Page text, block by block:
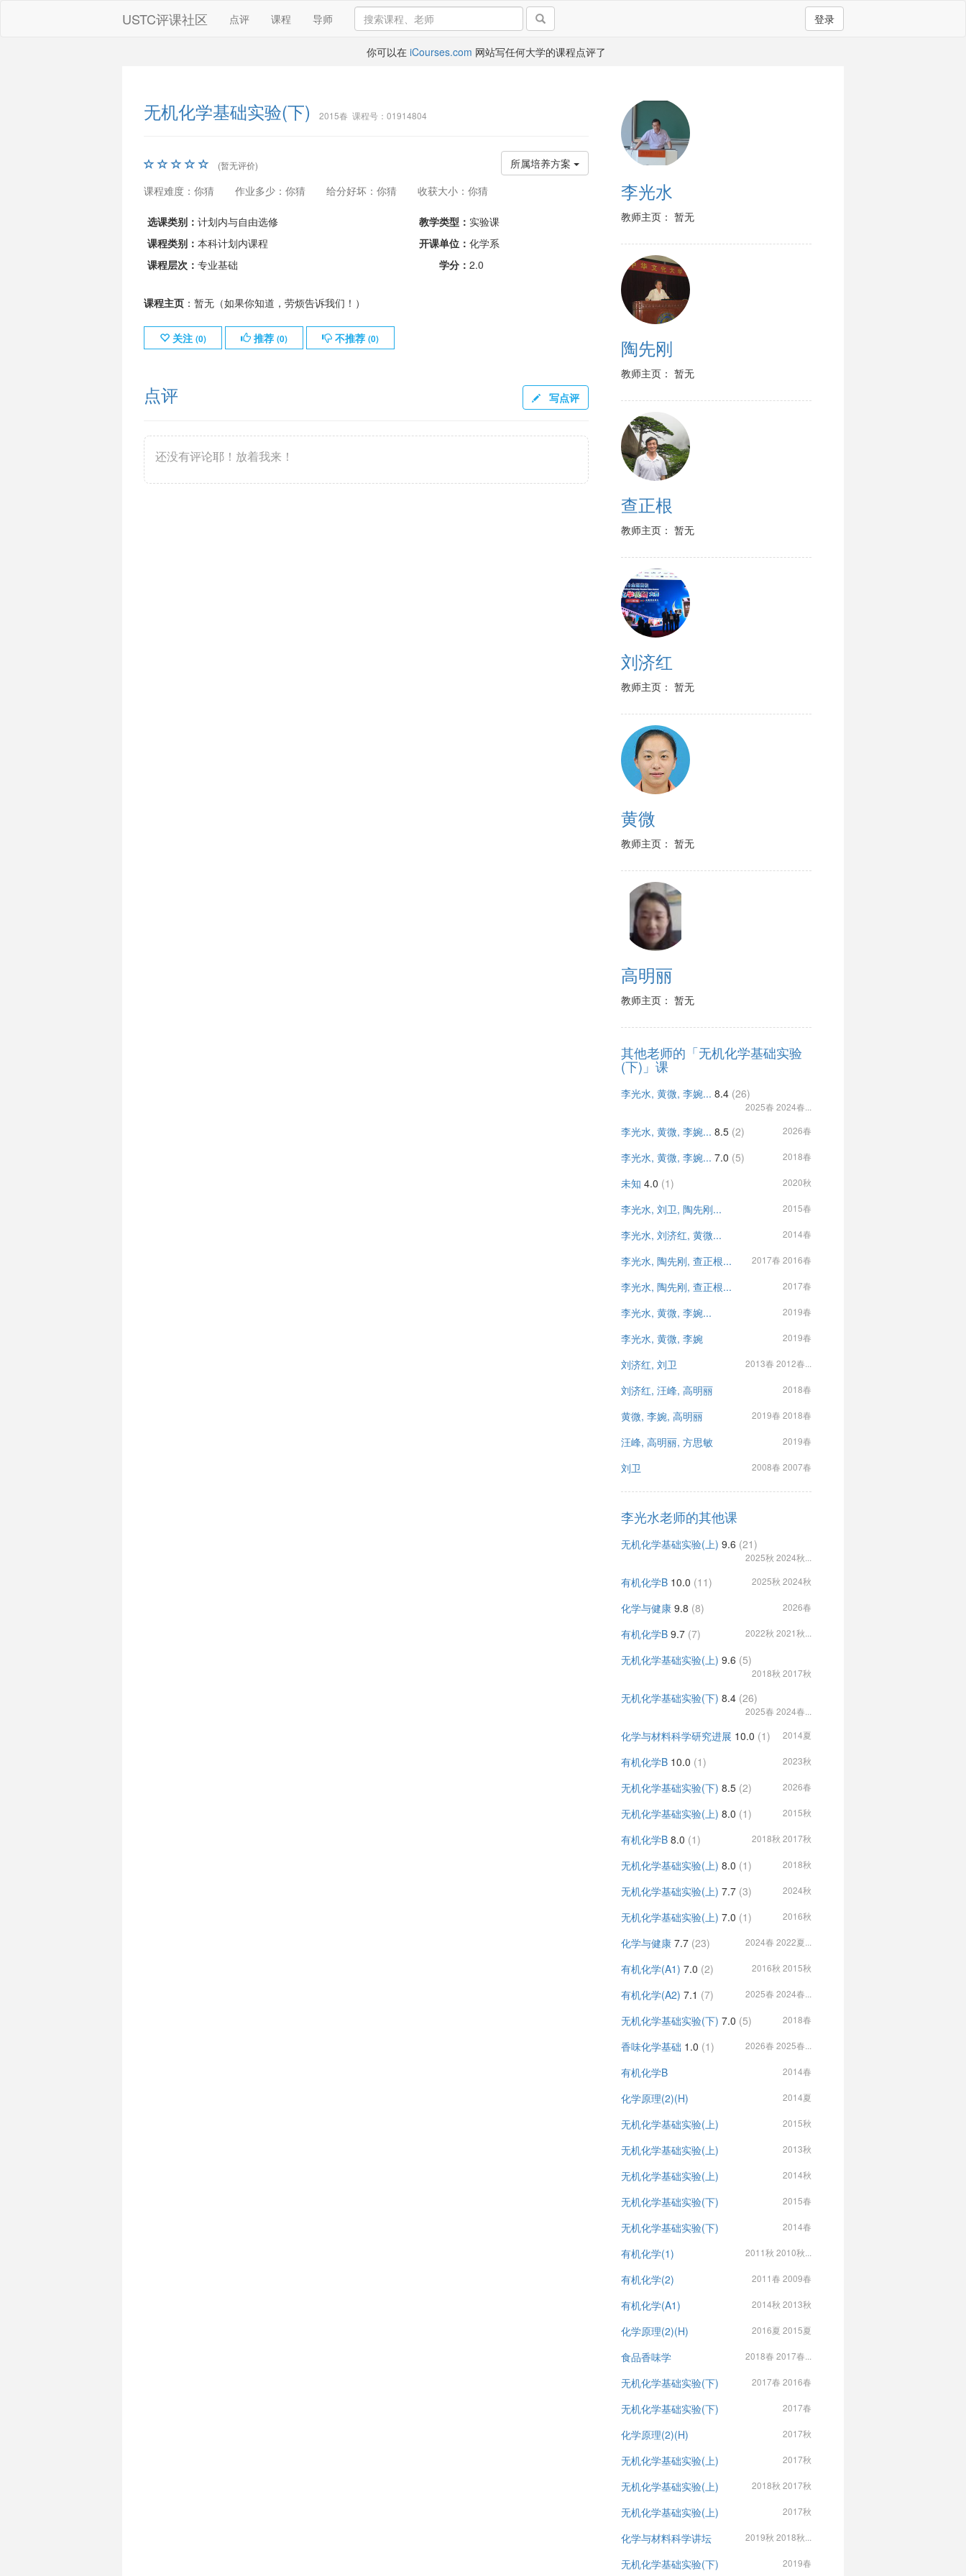
USTC评课社区 点评 课程 导师 登录
你可以在 iCourses.com 网站写任何大学的课程点评了
无机化学基础实验(下) 2015春 课程号：01914804
所属培养方案
(暂无评价)
课程难度：你猜 作业多少：你猜 给分好坏：你猜 收获大小：你猜
选课类别： 计划内与自由选修 教学类型： 实验课
课程类别： 本科计划内课程 开课单位： 化学系
课程层次： 专业基础 学分： 2.0
课程主页：暂无（如果你知道，劳烦告诉我们！）
关注 (0) 推荐 (0) 不推荐 (0)
点评 写点评
还没有评论耶！放着我来！
李光水
教师主页： 暂无
陶先刚
教师主页： 暂无
查正根
教师主页： 暂无
刘济红
教师主页： 暂无
黄微
教师主页： 暂无
高明丽
教师主页： 暂无
其他老师的「无机化学基础实验
(下)」课
李光水, 黄微, 李婉... 8.4 (26)
2025春 2024春...
李光水, 黄微, 李婉... 8.5 (2) 2026春
李光水, 黄微, 李婉... 7.0 (5) 2018春
未知 4.0 (1) 2020秋
李光水, 刘卫, 陶先刚... 2015春
李光水, 刘济红, 黄微... 2014春
李光水, 陶先刚, 查正根... 2017春 2016春
李光水, 陶先刚, 查正根... 2017春
李光水, 黄微, 李婉... 2019春
李光水, 黄微, 李婉 2019春
刘济红, 刘卫 2013春 2012春...
刘济红, 汪峰, 高明丽 2018春
黄微, 李婉, 高明丽 2019春 2018春
汪峰, 高明丽, 方思敏 2019春
刘卫 2008春 2007春
李光水老师的其他课
无机化学基础实验(上) 9.6 (21)
2025秋 2024秋...
有机化学B 10.0 (11) 2025秋 2024秋
化学与健康 9.8 (8) 2026春
有机化学B 9.7 (7) 2022秋 2021秋...
无机化学基础实验(上) 9.6 (5)
2018秋 2017秋
无机化学基础实验(下) 8.4 (26)
2025春 2024春...
化学与材料科学研究进展 10.0 (1) 2014夏
有机化学B 10.0 (1) 2023秋
无机化学基础实验(下) 8.5 (2) 2026春
无机化学基础实验(上) 8.0 (1) 2015秋
有机化学B 8.0 (1) 2018秋 2017秋
无机化学基础实验(上) 8.0 (1) 2018秋
无机化学基础实验(上) 7.7 (3) 2024秋
无机化学基础实验(上) 7.0 (1) 2016秋
化学与健康 7.7 (23) 2024春 2022夏...
有机化学(A1) 7.0 (2) 2016秋 2015秋
有机化学(A2) 7.1 (7) 2025春 2024春...
无机化学基础实验(下) 7.0 (5) 2018春
香味化学基础 1.0 (1) 2026春 2025春...
有机化学B 2014春
化学原理(2)(H) 2014夏
无机化学基础实验(上) 2015秋
无机化学基础实验(上) 2013秋
无机化学基础实验(上) 2014秋
无机化学基础实验(下) 2015春
无机化学基础实验(下) 2014春
有机化学(1) 2011秋 2010秋...
有机化学(2) 2011春 2009春
有机化学(A1) 2014秋 2013秋
化学原理(2)(H) 2016夏 2015夏
食品香味学 2018春 2017春...
无机化学基础实验(下) 2017春 2016春
无机化学基础实验(下) 2017春
化学原理(2)(H) 2017秋
无机化学基础实验(上) 2017秋
无机化学基础实验(上) 2018秋 2017秋
无机化学基础实验(上) 2017秋
化学与材料科学讲坛 2019秋 2018秋...
无机化学基础实验(下) 2019春